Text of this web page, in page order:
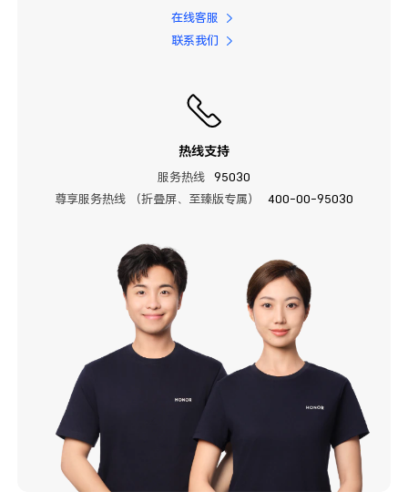
在线客服
联系我们
热线支持
服务热线
95030
尊享服务热线 （折叠屏、至臻版专属）
400-00-95030